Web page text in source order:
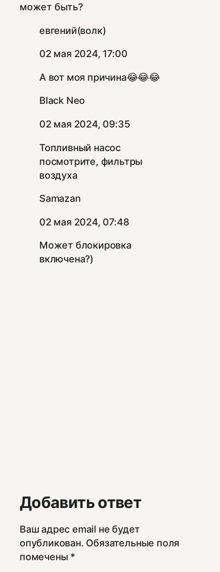
может быть?
евгений(волк)
02 мая 2024, 17:00
А вот моя причина😂😂😂
Black Neo
02 мая 2024, 09:35
Топливный насос
посмотрите, фильтры
воздуха
Samazan
02 мая 2024, 07:48
Может блокировка
включена?)
Добавить ответ
Ваш адрес email не будет
опубликован. Обязательные поля
помечены *